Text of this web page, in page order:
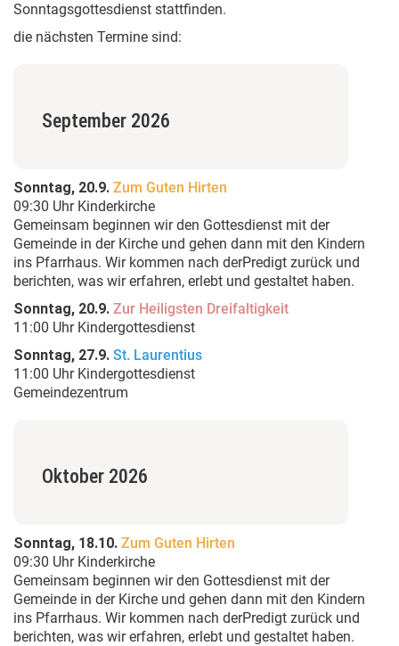
Sonntagsgottesdienst stattfinden.
die nächsten Termine sind:
September 2026
Sonntag, 20.9. Zum Guten Hirten
09:30 Uhr Kinderkirche
Gemeinsam beginnen wir den Gottesdienst mit der
Gemeinde in der Kirche und gehen dann mit den Kindern
ins Pfarrhaus. Wir kommen nach derPredigt zurück und
berichten, was wir erfahren, erlebt und gestaltet haben.
Sonntag, 20.9. Zur Heiligsten Dreifaltigkeit
11:00 Uhr Kindergottesdienst
Sonntag, 27.9. St. Laurentius
11:00 Uhr Kindergottesdienst
Gemeindezentrum
Oktober 2026
Sonntag, 18.10. Zum Guten Hirten
09:30 Uhr Kinderkirche
Gemeinsam beginnen wir den Gottesdienst mit der
Gemeinde in der Kirche und gehen dann mit den Kindern
ins Pfarrhaus. Wir kommen nach derPredigt zurück und
berichten, was wir erfahren, erlebt und gestaltet haben.